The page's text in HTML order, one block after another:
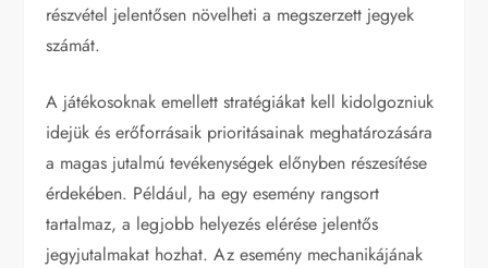
részvétel jelentősen növelheti a megszerzett jegyek
számát.
A játékosoknak emellett stratégiákat kell kidolgozniuk
idejük és erőforrásaik prioritásainak meghatározására
a magas jutalmú tevékenységek előnyben részesítése
érdekében. Például, ha egy esemény rangsort
tartalmaz, a legjobb helyezés elérése jelentős
jegyjutalmakat hozhat. Az esemény mechanikájának